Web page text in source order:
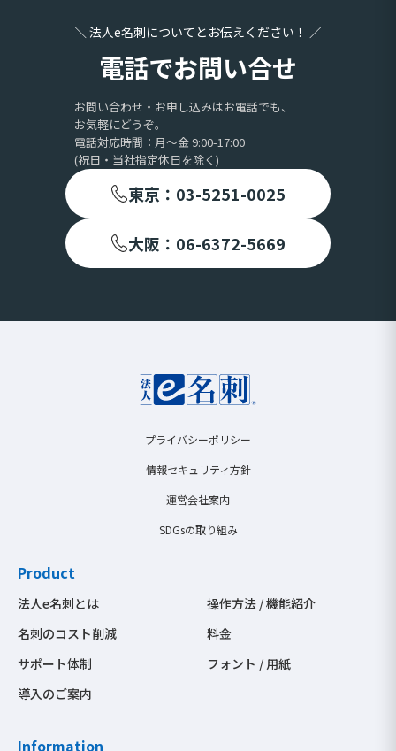
＼ 法人e名刺についてとお伝えください！ ／
電話でお問い合せ
お問い合わせ・お申し込みはお電話でも、
お気軽にどうぞ。
電話対応時間：月〜金 9:00-17:00
(祝日・当社指定休日を除く)
東京：03-5251-0025
大阪：06-6372-5669
プライバシーポリシー
情報セキュリティ方針
運営会社案内
SDGsの取り組み
Product
法人e名刺とは
名刺のコスト削減
サポート体制
導入のご案内
操作方法 / 機能紹介
料金
フォント / 用紙
Information